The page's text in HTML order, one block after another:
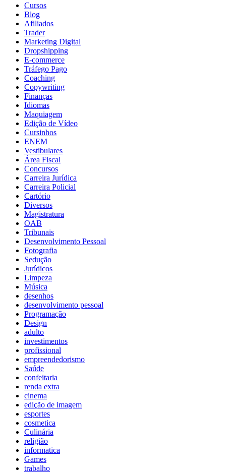
Cursos
Blog
Afiliados
Trader
Marketing Digital
Dropshipping
E-commerce
Tráfego Pago
Coaching
Copywriting
Finanças
Idiomas
Maquiagem
Edição de Vídeo
Cursinhos
ENEM
Vestibulares
Área Fiscal
Concursos
Carreira Jurídica
Carreira Policial
Cartório
Diversos
Magistratura
OAB
Tribunais
Desenvolvimento Pessoal
Fotografia
Sedução
Jurídicos
Limpeza
Música
desenhos
desenvolvimento pessoal
Programação
Design
adulto
investimentos
profissional
empreendedorismo
Saúde
confeitaria
renda extra
cinema
edição de imagem
esportes
cosmetica
Culinária
religião
informatica
Games
trabalho